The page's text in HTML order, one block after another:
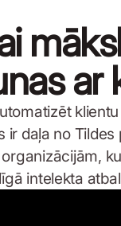
ar
ir daļa no
intelekta